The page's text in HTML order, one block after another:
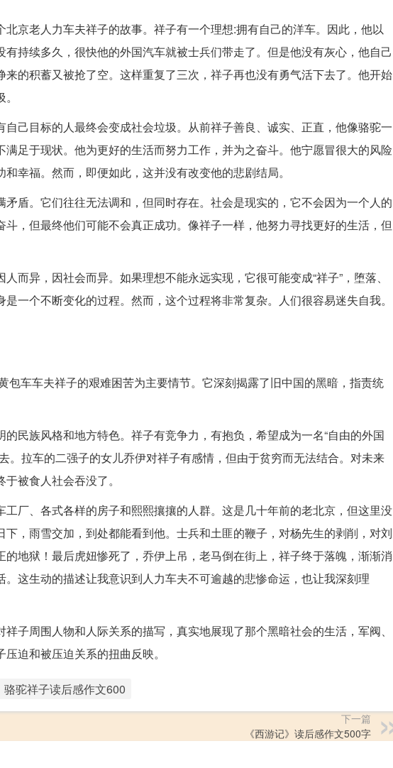
京老人力车夫祥子的故事。祥子有一个理想:拥有自己的洋车。因此，他以
持续多久，很快他的外国汽车就被士兵们带走了。但是他没有灰心，他自己
的积蓄又被抢了空。这样重复了三次，祥子再也没有勇气活下去了。他开始
己目标的人最终会变成社会垃圾。从前祥子善良、诚实、正直，他像骆驼一
足于现状。他为更好的生活而努力工作，并为之奋斗。他宁愿冒很大的风险
幸福。然而，即便如此，这并没有改变他的悲剧结局。
盾。它们往往无法调和，但同时存在。社会是现实的，它不会因为一个人的
，但最终他们可能不会真正成功。像祥子一样，他努力寻找更好的生活，但
而异，因社会而异。如果理想不能永远实现，它很可能变成“祥子”，堕落、
一个不断变化的过程。然而，这个过程将非常复杂。人们很容易迷失自我。
车车夫祥子的艰难困苦为主要情节。它深刻揭露了旧中国的黑暗，指责统
民族风格和地方特色。祥子有竞争力，有抱负，希望成为一名“自由的外国
。拉车的二强子的女儿乔伊对祥子有感情，但由于贫穷而无法结合。对未来
被食人社会吞没了。
厂、各式各样的房子和熙熙攘攘的人群。这是几十年前的老北京，但这里没
，雨雪交加，到处都能看到他。士兵和土匪的鞭子，对杨先生的剥削，对刘
地狱！最后虎妞惨死了，乔伊上吊，老马倒在街上，祥子终于落魄，渐渐消
这生动的描述让我意识到人力车夫不可逾越的悲惨命运，也让我深刻理
子周围人物和人际关系的描写，真实地展现了那个黑暗社会的生活，军阀、
迫和被压迫关系的扭曲反映。
骆驼祥子读后感作文600
下一篇
《西游记》读后感作文500字